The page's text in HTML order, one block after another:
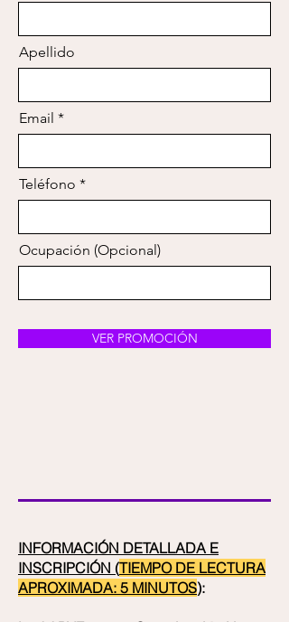
Apellido
Email
Teléfono
Ocupación (Opcional)
VER PROMOCIÓN
INFORMACIÓN DETALLADA E
INSCRIPCIÓN (TIEMPO DE LECTURA
APROXIMADA: 5 MINUTOS):